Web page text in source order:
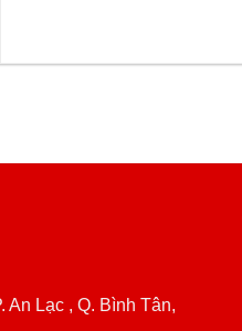
Lạc , Q. Bình Tân,